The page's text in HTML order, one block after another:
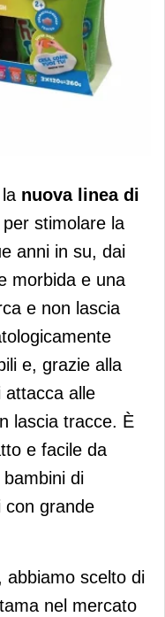
di pasta
nuova linea di
stimolare la
anni in su, dai
morbida e una
e non lascia
e, grazie alla
attacca alle
lascia tracce. È
e facile da
di
con grande
abbiamo scelto di
nel mercato